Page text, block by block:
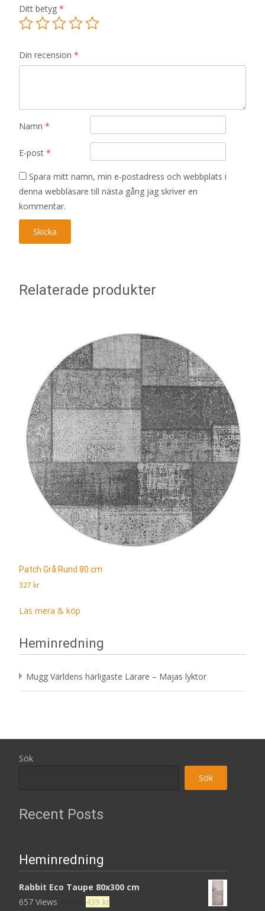
Ditt betyg *
Din recension *
Namn *
E-post *
Spara mitt namn, min e-postadress och webbplats i
denna webbläsare till nästa gång jag skriver en
kommentar.
Relaterade produkter
Patch Grå Rund 80 cm
327 kr
Läs mera & köp
Heminredning
Mugg Världens härligaste Lärare – Majas lyktor
Sök
Sök
Recent Posts
Heminredning
Rabbit Eco Taupe 80x300 cm
657 Views
Det
439 krDet